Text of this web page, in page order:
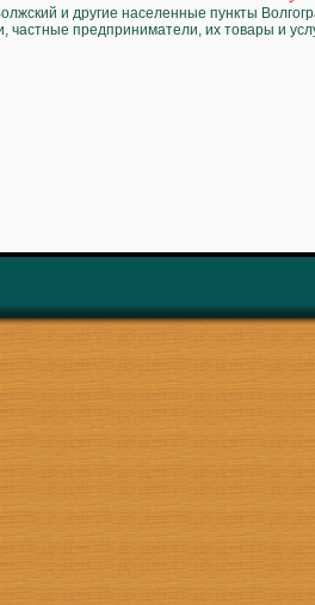
и другие населенные пункты
частные предприниматели, их товары и